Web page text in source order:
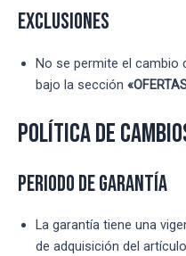
Exclusiones
No se permite el cambio
bajo la sección
Política de
Periodo de Garantía
La garantía tiene una
de adquisición del